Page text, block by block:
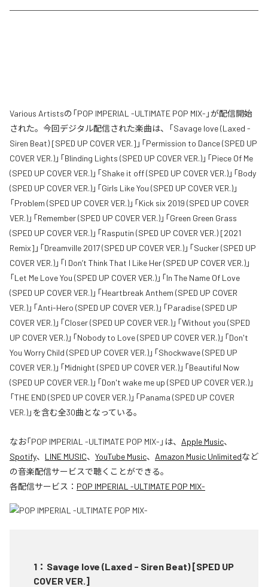
Various Artistsの「POP IMPERIAL -ULTIMATE POP MIX-」が配信開始
された。今回デジタル配信された楽曲は、「Savage love (Laxed -
Siren Beat) [SPED UP COVER VER.]」「Permission to Dance (SPED UP
COVER VER.)」「Blinding Lights (SPED UP COVER VER.)」「Piece Of Me
(SPED UP COVER VER.)」「Shake it off (SPED UP COVER VER.)」「Body
(SPED UP COVER VER.)」「Girls Like You (SPED UP COVER VER.)」
「Problem (SPED UP COVER VER.)」「Kick six 2019 (SPED UP COVER
VER.)」「Remember (SPED UP COVER VER.)」「Green Green Grass
(SPED UP COVER VER.)」「Rasputin (SPED UP COVER VER.) [2021
Remix]」「Dreamville 2017 (SPED UP COVER VER.)」「Sucker (SPED UP
COVER VER.)」「I Don’t Think That I Like Her (SPED UP COVER VER.)」
「Let Me Love You (SPED UP COVER VER.)」「In The Name Of Love
(SPED UP COVER VER.)」「Heartbreak Anthem (SPED UP COVER
VER.)」「Anti-Hero (SPED UP COVER VER.)」「Paradise (SPED UP
COVER VER.)」「Closer (SPED UP COVER VER.)」「Without you (SPED
UP COVER VER.)」「Nobody to Love (SPED UP COVER VER.)」「Don't
You Worry Child (SPED UP COVER VER.)」「Shockwave (SPED UP
COVER VER.)」「Midnight (SPED UP COVER VER.)」「Beautiful Now
(SPED UP COVER VER.)」「Don't wake me up (SPED UP COVER VER.)」
「THE END (SPED UP COVER VER.)」「Panama (SPED UP COVER
VER.)」を含む全30曲となっている。
なお「POP IMPERIAL -ULTIMATE POP MIX- 」は、 Apple Music、
Spotify、 LINE MUSIC、 YouTube Music、 Amazon Music Unlimitedなど
の音楽配信サービスで聴くことができる。
各配信サービス： POP IMPERIAL -ULTIMATE POP MIX-
1 ： Savage love (Laxed - Siren Beat) [SPED UP
COVER VER.]